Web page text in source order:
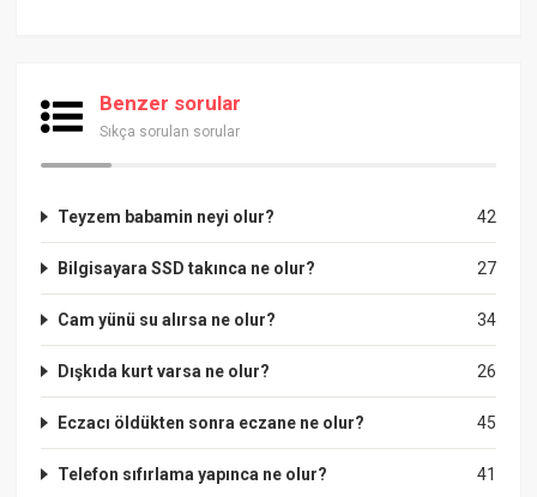
Benzer sorular
Sıkça sorulan sorular
42
Teyzem babamin neyi olur?
27
Bilgisayara SSD takınca ne olur?
34
Cam yünü su alırsa ne olur?
26
Dışkıda kurt varsa ne olur?
45
Eczacı öldükten sonra eczane ne olur?
41
Telefon sıfırlama yapınca ne olur?